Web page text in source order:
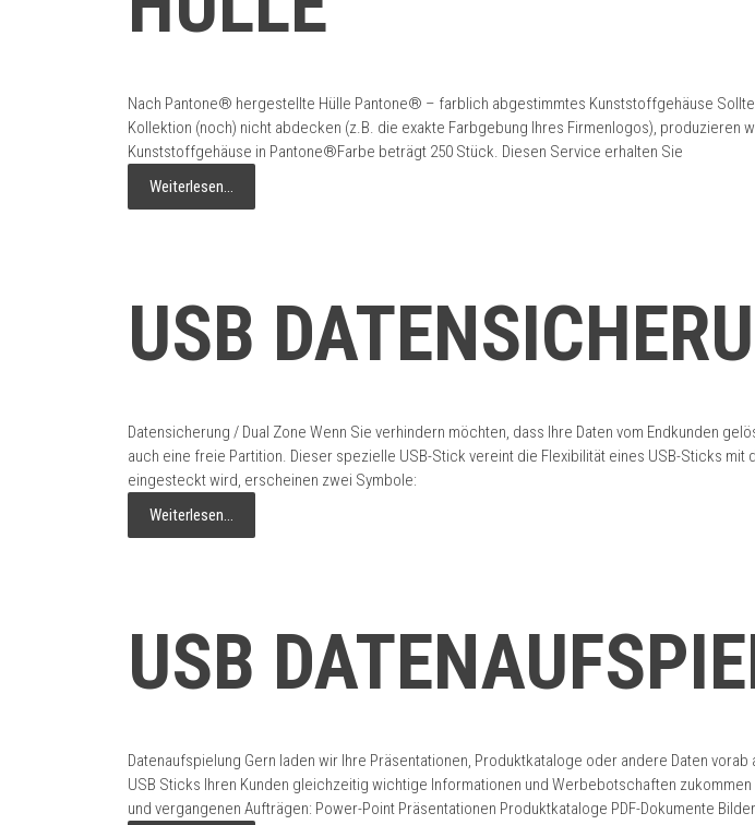
Nach Pantone® hergestellte Hülle Pantone® – farblich abgestimmtes Kunststoffgehäuse
Kollektion (noch) nicht abdecken (z.B. die exakte Farbgebung Ihres Firmenlogos),
Kunststoffgehäuse in Pantone®Farbe beträgt 250 Stück. Diesen Service erhalten Sie
Weiterlesen…
USB
Datensicherung / Dual Zone Wenn Sie verhindern möchten, dass Ihre Daten vom Endkunden
auch eine freie Partition. Dieser spezielle USB-Stick vereint die Flexibilität eines USB-Sticks mit
eingesteckt wird, erscheinen zwei Symbole:
Weiterlesen…
USB
Datenaufspielung Gern laden wir Ihre Präsentationen, Produktkataloge oder andere Daten
USB Sticks Ihren Kunden gleichzeitig wichtige Informationen und Werbebotschaften
und vergangenen Aufträgen: Power-Point Präsentationen Produktkataloge PDF-Dokumente Bilder